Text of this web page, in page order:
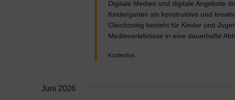
Digitale Medien und digitale Angebote
Kindergarten als konstruktive und
Gleichzeitig besteht für Kinder und
Medienerlebnisse in eine dauerhafte
Kostenlos
Juni 2026